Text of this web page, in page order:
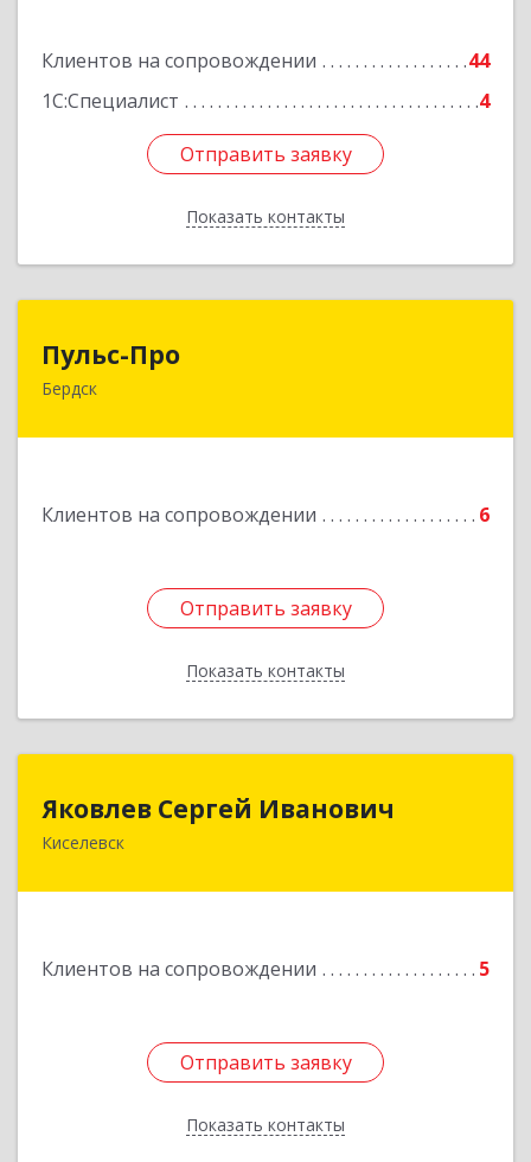
Клиентов на сопровождении
44
1С:Специалист
4
Отправить заявку
Показать контакты
Отправить заявку
Назад
Пульс-Про
Бердск
Клиентов на сопровождении 6
Отправить заявку
Показать контакты
633010, Новосибирская обл, Бердск, Ленина,
Отправить заявку
Назад
Яковлев Сергей Иванович
Киселевск
Клиентов на сопровождении 5
Отправить заявку
Показать контакты
Яковлев Сергей Иванович
650002, Кемеровская обл, г.Кемерово, пр-т
Отправить заявку
Назад